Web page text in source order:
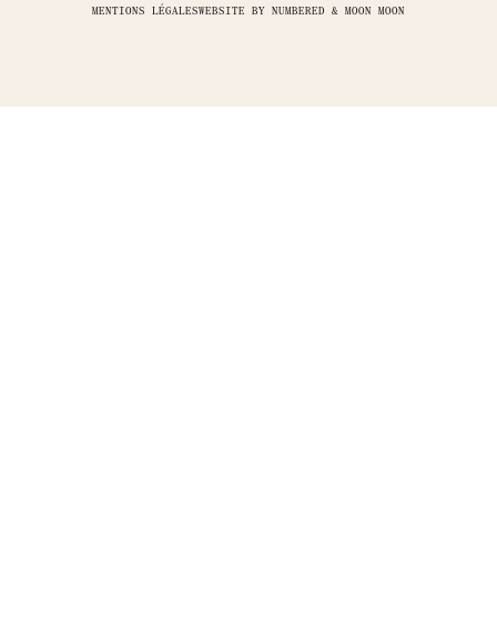
MENTIONS LÉGALESWEBSITE BY NUMBERED & MOON MOON